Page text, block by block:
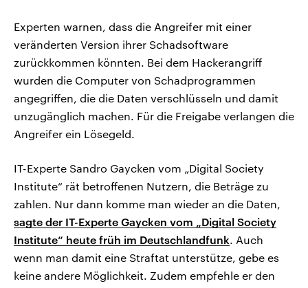
Experten warnen, dass die Angreifer mit einer
veränderten Version ihrer Schadsoftware
zurückkommen könnten. Bei dem Hackerangriff
wurden die Computer von Schadprogrammen
angegriffen, die die Daten verschlüsseln und damit
unzugänglich machen. Für die Freigabe verlangen die
Angreifer ein Lösegeld.
IT-Experte Sandro Gaycken vom „Digital Society
Institute“ rät betroffenen Nutzern, die Beträge zu
zahlen. Nur dann komme man wieder an die Daten,
sagte der IT-Experte Gaycken vom „Digital Society
Institute“ heute früh im Deutschlandfunk. Auch
wenn man damit eine Straftat unterstütze, gebe es
keine andere Möglichkeit. Zudem empfehle er den